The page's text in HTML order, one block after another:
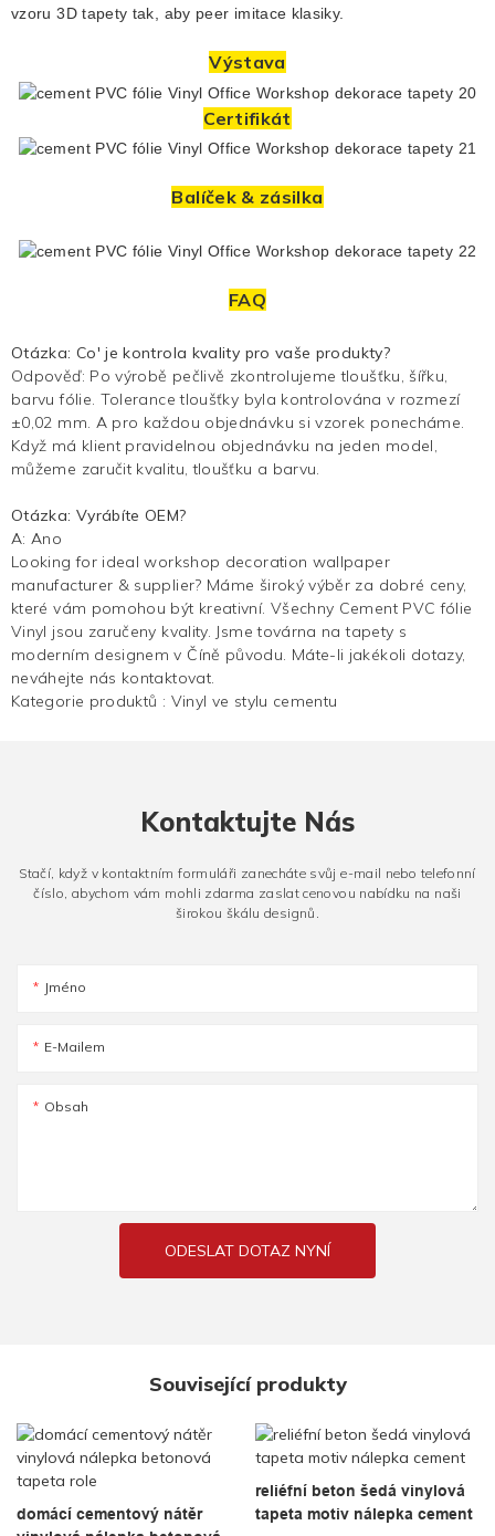
vzoru 3D tapety tak, aby peer imitace klasiky.
Výstava
Certifikát
Balíček & zásilka
FAQ
Otázka: Co'je kontrola kvality pro vaše produkty?
Odpověď: Po výrobě pečlivě zkontrolujeme tloušťku, šířku,
barvu fólie. Tolerance tloušťky byla kontrolována v rozmezí
±0,02 mm. A pro každou objednávku si vzorek ponecháme.
Když má klient pravidelnou objednávku na jeden model,
můžeme zaručit kvalitu, tloušťku a barvu.
Otázka: Vyrábíte OEM?
A: Ano
Looking for ideal workshop decoration wallpaper
manufacturer & supplier? Máme široký výběr za dobré ceny,
které vám pomohou být kreativní. Všechny Cement PVC fólie
Vinyl jsou zaručeny kvality. Jsme továrna na tapety s
moderním designem v Číně původu. Máte-li jakékoli dotazy,
neváhejte nás kontaktovat.
Kategorie produktů : Vinyl ve stylu cementu
Kontaktujte Nás
Stačí, když v kontaktním formuláři zanecháte svůj e-mail nebo telefonní
číslo, abychom vám mohli zdarma zaslat cenovou nabídku na naši
širokou škálu designů.
Jméno
E-Mailem
Obsah
ODESLAT DOTAZ NYNÍ
Související produkty
domácí cementový nátěr
reliéfní beton šedá vinylová
tapeta motiv nálepka cement